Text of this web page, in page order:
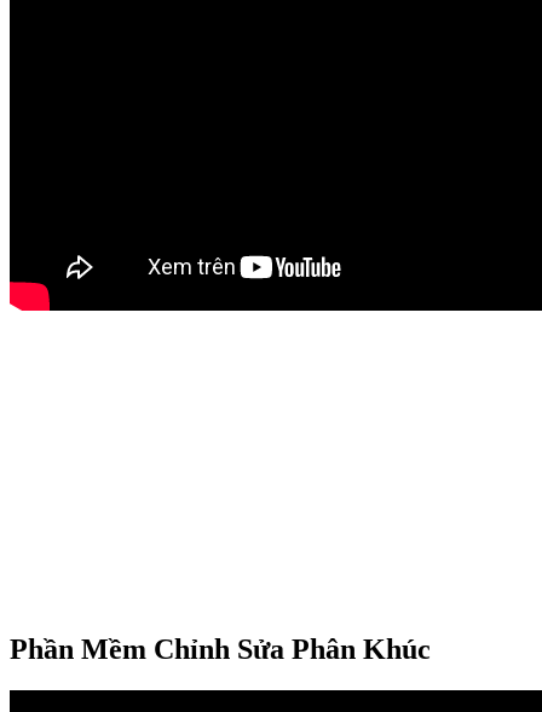
Phần Mềm Chỉnh Sửa Phân Khúc